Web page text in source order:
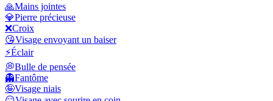
🙏Mains jointes
💎Pierre précieuse
❌Croix
😘Visage envoyant un baiser
⚡Éclair
💭Bulle de pensée
👻Fantôme
🤪Visage niais